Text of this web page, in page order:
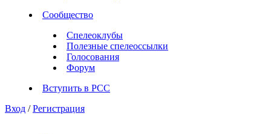
Сообщество
Спелеоклубы
Полезные спелеоссылки
Голосования
Форум
Вступить в РСС
Вход / Регистрация